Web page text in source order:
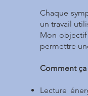
Chaque
un travail
Mon
permettre
Comment
Lecture